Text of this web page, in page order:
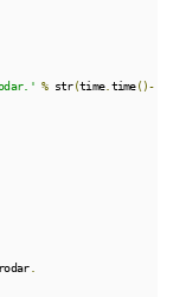
% str(time. time()-
.